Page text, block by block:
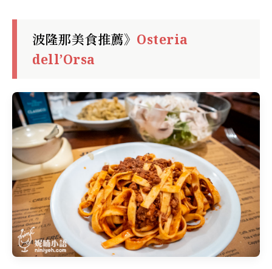
波隆那美食推薦》 Osteria
dell’Orsa